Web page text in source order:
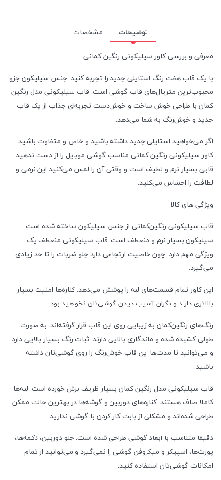
توضیحات
مشخصات
معرفی و بررسی کاور سیلیکونی رنگین کمانی
با یک قاب هفت رنگ استایلی جدید را تجربه کنید. جنس سیلیکون جزو
محبوب‌ترین متریال‌های قاب گوشی است. قاب سیلیکونی مدل رنگین
کمان با طراحی خوش‌ ساخت و خوش‌دست تجربه‌ای جذاب از یک قاب
جدید و خوش‌رنگ به شما می‌دهد.
اگر می‌خواهید استایلی جدید داشته باشید و خاص و متفاوت باشید
کاور سیلیکونی رنگین کمانی مناسب گوشی موبایل را از دست ندهید.
قابی بسیار نرم و لطیف است و وقتی آن را لمس می‌کنید این نرمی و
لطافت را احساس می‌کنید.
ویژگی های کالا
قاب سیلیکونی رنگین‌کمانی از جنس سیلیکون ساخته شده است.
سیلیکون بسیار نرم و منعطف است. قاب سیلیکونی منعطف یک
ویژگی مهم دارد. چون خاصیت ارتجاعی دارد جلو ضربات را تا حد زیادی
می‌گیرد.
این کاور تمام قسمت‌های لبه را پوشش می‌دهد. کناره‌ها امنیت بسیار
بالاتری دارند و نگران آسیب دیدن گوشی‌تان نخواهید بود.
رنگ‌های رنگین‌کمان به زیبایی روی این قاب قرار گرفته‌اند. به صورت
طولی کشیده‌ شده و ماندگاری بالایی دارند. ثبات رنگ بسیار بالایی دارد
و می‌توانید تا مدت‌ها این قاب خوش‌رنگ را روی گوشی‌تان داشته
باشید.
قاب سیلیکونی مدل رنگین کمان بسیار ظریف برش خورده است. لبه‌ها
کاملا صاف هستند. کناره‌های دوربین و گوشه‌ها در بهترین حالت ممکن
طراحی شده‌اند و مشکلی از بابت کار کردن با گوشی ندارید.
دقیقا متناسب با ابعاد گوشی طراحی شده‌ است. جلو دوربین، دکمه‌ها،
پورت‌ها، اسپیکر و میکروفن گوشی را نمی‌گیرد و می‌‌توانید از تمام
امکانات گوشی‌تان استفاده کنید.